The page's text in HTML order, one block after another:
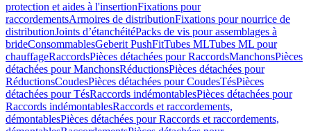
protection et aides à l'insertionFixations pour
raccordementsArmoires de distributionFixations pour nourrice de
distributionJoints d’étanchéitéPacks de vis pour assemblages à
brideConsommablesGeberit PushFitTubes MLTubes ML pour
chauffageRaccordsPièces détachées pour RaccordsManchonsPièces
détachées pour ManchonsRéductionsPièces détachées pour
RéductionsCoudesPièces détachées pour CoudesTésPièces
détachées pour TésRaccords indémontablesPièces détachées pour
Raccords indémontablesRaccords et raccordements,
démontablesPièces détachées pour Raccords et raccordements,